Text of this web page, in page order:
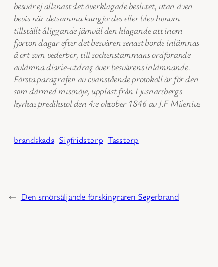
besvär ej allenast det överklagade beslutet, utan även
bevis när detsamma kungjordes eller blev honom
tillställt åliggande jämväl den klagande att inom
fjorton dagar efter det besvären senast borde inlämnas
å ort som vederbör, till sockenstämmans ordförande
avlämna diarie-utdrag över besvärens inlämnande.
Första paragrafen av ovanstående protokoll är för den
som därmed missnöje, uppläst från Ljusnarsbergs
kyrkas predikstol den 4:e oktober 1846 av J.F Milenius
brandskada Sigfridstorp Tasstorp
← Den smörsäljande förskingraren Segerbrand